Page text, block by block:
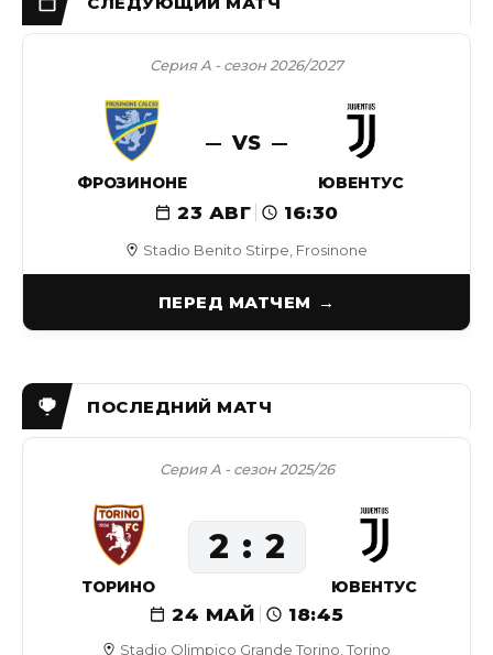
Stadio Benito Stirpe, Frosinone
Серия А - сезон 2026/2027
ФРОЗИНОНЕ
VS
ЮВЕНТУС
23 АВГ 16:30
ПЕРЕД МАТЧЕМ
Stadio Olimpico Grande Torino, Torino
Серия А - сезон 2025/26
24 МАЙ 18:45
ТОРИНО
2 2
ЮВЕНТУС